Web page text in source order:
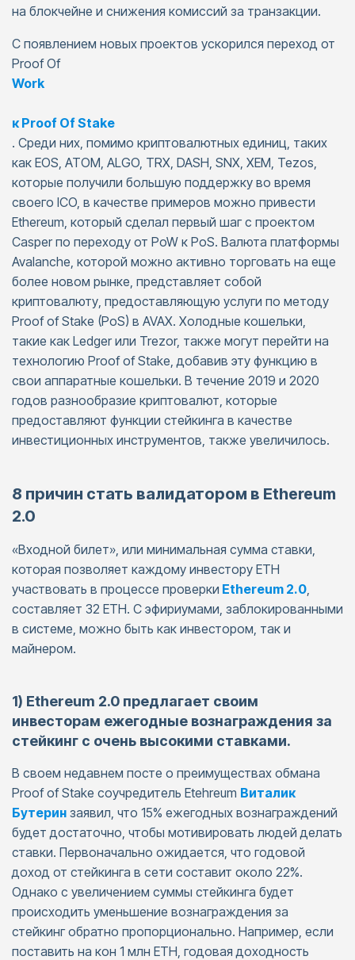
на блокчейне и снижения комиссий за транзакции.
С появлением новых проектов ускорился переход от
Proof Of
Work
к Proof Of Stake
. Среди них, помимо криптовалютных единиц, таких
как EOS, ATOM, ALGO, TRX, DASH, SNX, XEM, Tezos,
которые получили большую поддержку во время
своего ICO, в качестве примеров можно привести
Ethereum, который сделал первый шаг с проектом
Casper по переходу от PoW к PoS. Валюта платформы
Avalanche, которой можно активно торговать на еще
более новом рынке, представляет собой
криптовалюту, предоставляющую услуги по методу
Proof of Stake (PoS) в AVAX. Холодные кошельки,
такие как Ledger или Trezor, также могут перейти на
технологию Proof of Stake, добавив эту функцию в
свои аппаратные кошельки. В течение 2019 и 2020
годов разнообразие криптовалют, которые
предоставляют функции стейкинга в качестве
инвестиционных инструментов, также увеличилось.
8 причин стать валидатором в Ethereum
2.0
«Входной билет», или минимальная сумма ставки,
которая позволяет каждому инвестору ETH
участвовать в процессе проверки Ethereum 2.0,
составляет 32 ETH. С эфириумами, заблокированными
в системе, можно быть как инвестором, так и
майнером.
1) Ethereum 2.0 предлагает своим
инвесторам ежегодные вознаграждения за
стейкинг с очень высокими ставками.
В своем недавнем посте о преимуществах обмана
Proof of Stake соучредитель Etehreum Виталик
Бутерин заявил, что 15% ежегодных вознаграждений
будет достаточно, чтобы мотивировать людей делать
ставки. Первоначально ожидается, что годовой
доход от стейкинга в сети составит около 22%.
Однако с увеличением суммы стейкинга будет
происходить уменьшение вознаграждения за
стейкинг обратно пропорционально. Например, если
поставить на кон 1 млн ETH, годовая доходность